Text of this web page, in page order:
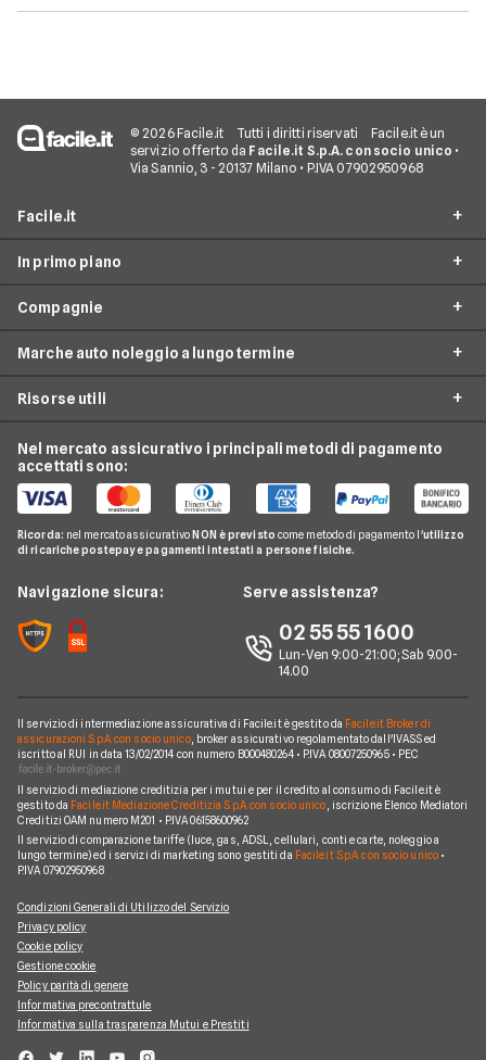
© 2026 Facile.it Tutti i diritti riservati
Facile.it è un
servizio offerto da Facile.it S.p.A. con socio unico •
Via Sannio, 3 - 20137 Milano • P.IVA 07902950968
Facile.it
Assicurazioni
Prestiti
Mutui
Conti e Carte
Telefonia Mobile
Pay TV
Noleggio Lungo Termine
News
Chi siamo
Perché scegliere Facile.it
Mappa del sito
In primo piano
Noleggio lungo termine
City Car Noleggio lungo termine
Noleggio SUV
Noleggio monovolume
Compagnie
Arval
Leasys
LeasePlan
B-rent
Athlon
Program
Horizon Automotive
Marche auto noleggio a lungo termine
BMW
Citroen
Fiat
Ford
Mercedes
Nissan
Peugeot
Volkswagen
Risorse utili
Guide noleggio auto
News noleggio auto
Nel mercato assicurativo i principali metodi di pagamento
accettati sono:
Ricorda: nel mercato assicurativoNON è previsto come metodo di pagamento l'utilizzo
di ricariche postepay e pagamenti intestati a persone fisiche.
Navigazione sicura: Serve assistenza?
02 55 55 1600
Lun-Ven 9:00-21:00; Sab 9.00-
14.00
Il servizio di intermediazione assicurativa di Facile.it è gestito da Facile.it Broker di
assicurazioni S.p.A. con socio unico, broker assicurativo regolamentato dall'IVASS ed
iscritto al RUI in data 13/02/2014 con numero B000480264 • P.IVA 08007250965 • PEC
Il servizio di mediazione creditizia per i mutui e per il credito al consumo di Facile.it è
gestito da Facile.it Mediazione Creditizia S.p.A. con socio unico, iscrizione Elenco Mediatori
Creditizi OAM numero M201 • P.IVA 06158600962
Il servizio di comparazione tariffe (luce, gas, ADSL, cellulari, conti e carte, noleggio a
lungo termine) ed i servizi di marketing sono gestiti da Facile.it S.p.A. con socio unico•
P.IVA 07902950968
Condizioni Generali di Utilizzo del Servizio
Privacy policy
Cookie policy
Gestione cookie
Policy parità di genere
Informativa precontrattule
Informativa sulla trasparenza Mutui e Prestiti